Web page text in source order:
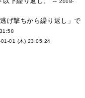
2008-
げ撃ちから繰り返し」で
01 (木) 23:05:24